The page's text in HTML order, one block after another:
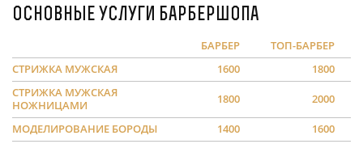
Основные услуги барбершопа
БАРБЕР
ТОП-БАРБЕР
СТРИЖКА МУЖСКАЯ
1600
1800
СТРИЖКА МУЖСКАЯ
НОЖНИЦАМИ
1800 2000
МОДЕЛИРОВАНИЕ БОРОДЫ 1400
1600